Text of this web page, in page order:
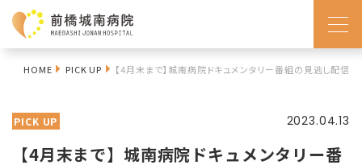
HOME PICK UP 【4月末まで】城南病院ドキュメンタリー番組の見逃し配信
PICK UP 2023.04.13
【4月末まで】城南病院ドキュメンタリー番